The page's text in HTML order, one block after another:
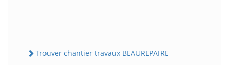
Trouver chantier travaux BEAUREPAIRE